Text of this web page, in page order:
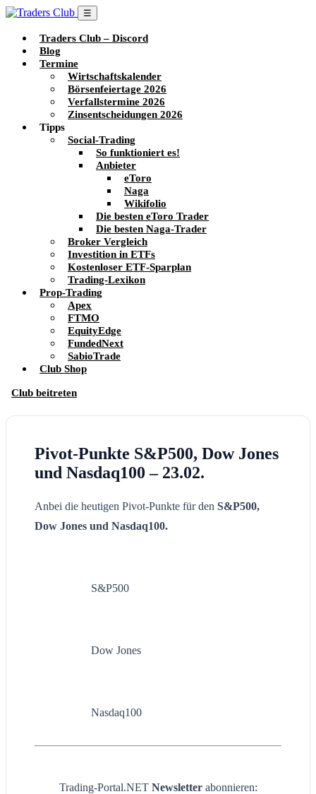
☰
Traders Club – Discord
Blog
Termine
Wirtschaftskalender
Börsenfeiertage 2026
Verfallstermine 2026
Zinsentscheidungen 2026
Tipps
Social-Trading
So funktioniert es!
Anbieter
eToro
Naga
Wikifolio
Die besten eToro Trader
Die besten Naga-Trader
Broker Vergleich
Investition in ETFs
Kostenloser ETF-Sparplan
Trading-Lexikon
Prop-Trading
Apex
FTMO
EquityEdge
FundedNext
SabioTrade
Club Shop
Club beitreten
Pivot-Punkte S&P500, Dow Jones
und Nasdaq100 – 23.02.
Anbei die heutigen Pivot-Punkte für den S&P500,
Dow Jones und Nasdaq100.
S&P500
Dow Jones
Nasdaq100
Trading-Portal.NET Newsletter abonnieren: